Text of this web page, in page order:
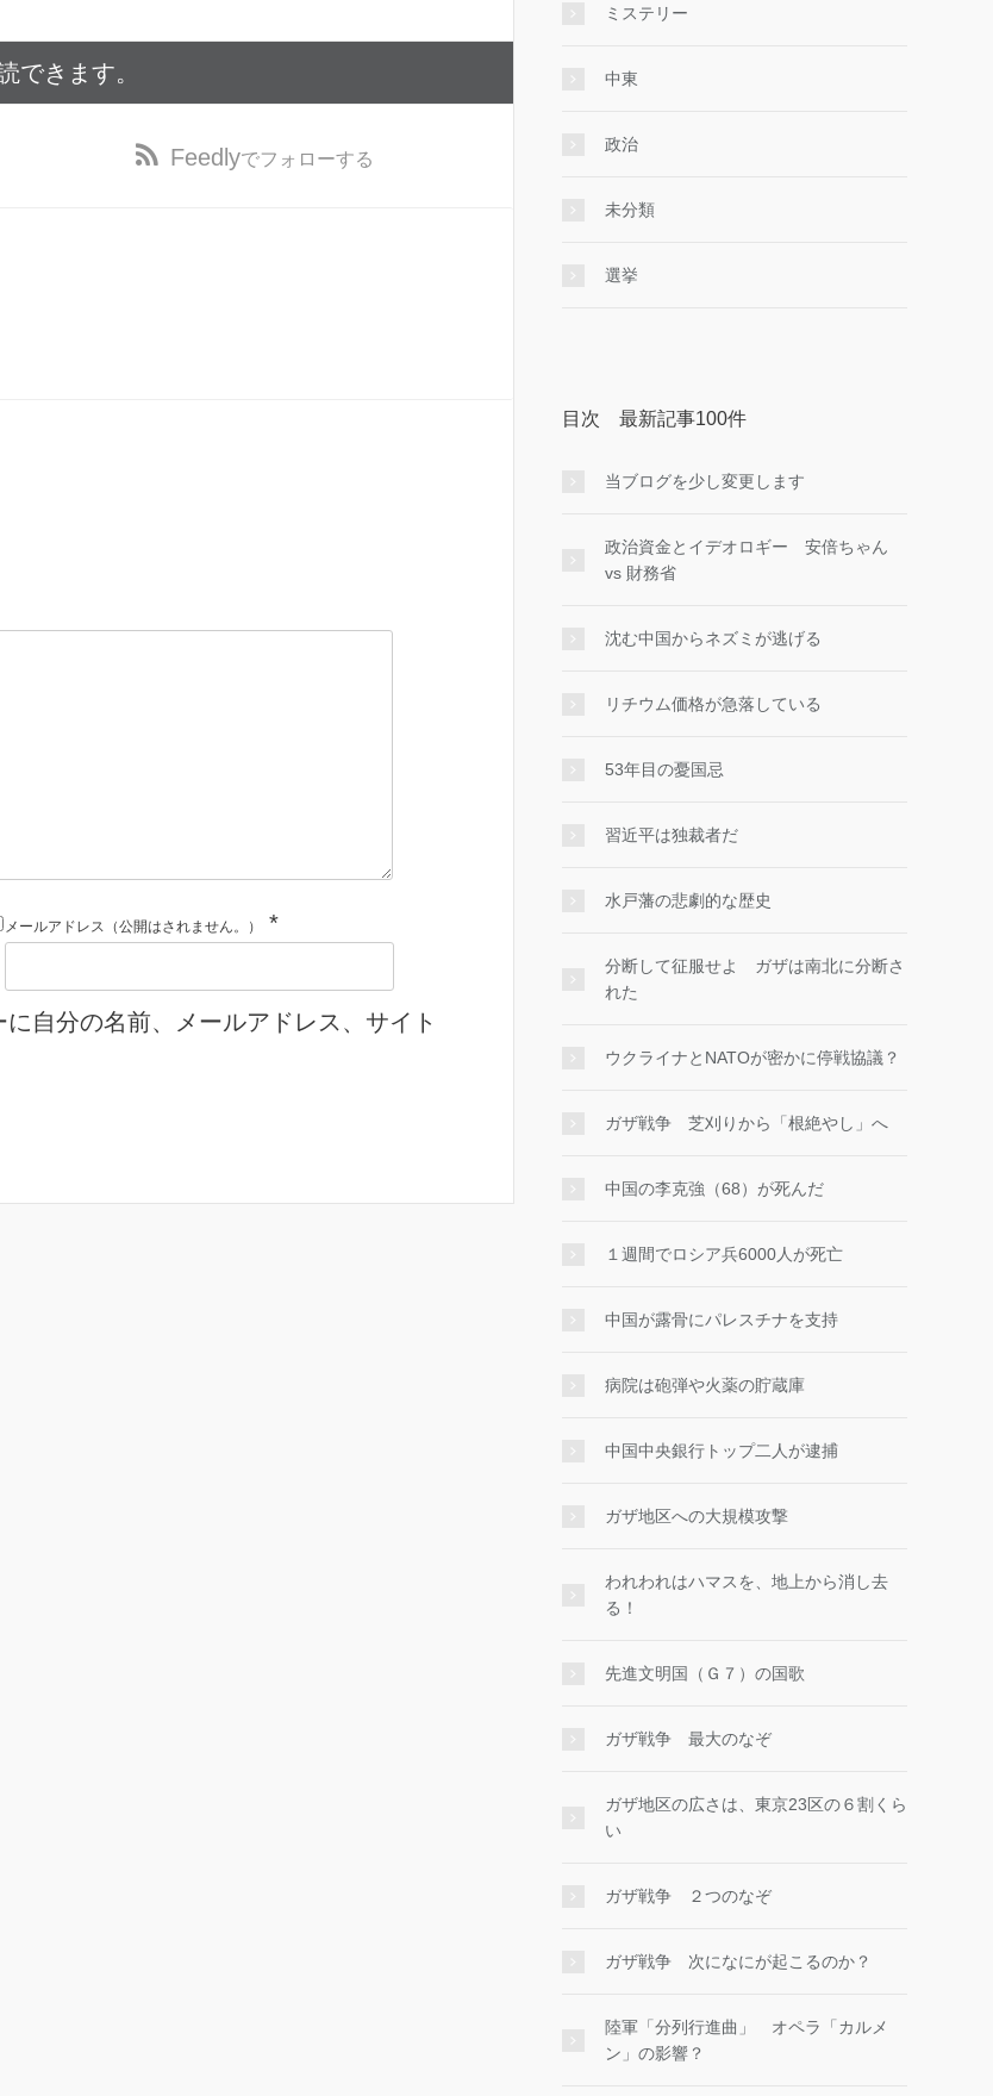
できます。
Feedlyでフォローする
メールアドレス（公開はされません。） *
自分の名前、メールアドレス、サイト
ミステリー
中東
政治
未分類
選挙
目次 最新記事100件
当ブログを少し変更します
政治資金とイデオロギー 安倍ちゃん
vs 財務省
沈む中国からネズミが逃げる
リチウム価格が急落している
53年目の憂国忌
習近平は独裁者だ
水戸藩の悲劇的な歴史
分断して征服せよ ガザは南北に分断さ
れた
ウクライナとNATOが密かに停戦協議？
ガザ戦争 芝刈りから「根絶やし」へ
中国の李克強（68）が死んだ
１週間でロシア兵6000人が死亡
中国が露骨にパレスチナを支持
病院は砲弾や火薬の貯蔵庫
中国中央銀行トップ二人が逮捕
ガザ地区への大規模攻撃
われわれはハマスを、地上から消し去
る！
先進文明国（Ｇ７）の国歌
ガザ戦争 最大のなぞ
ガザ地区の広さは、東京23区の６割くら
い
ガザ戦争 ２つのなぞ
ガザ戦争 次になにが起こるのか？
陸軍「分列行進曲」 オペラ「カルメ
ン」の影響？